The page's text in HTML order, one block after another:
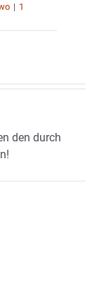
| 1
den durch